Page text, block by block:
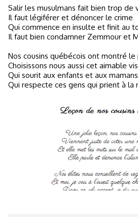
Salir les musulmans fait bien trop de
Il faut légiférer et dénoncer le crime
Qui commence en insulte et finit au
Il faut bien condamner Zemmour et
Nos cousins québécois ont montré le
Choisissons nous aussi cet aimable
Qui sourit aux enfants et aux
Qui respecte ces gens qui prient à la